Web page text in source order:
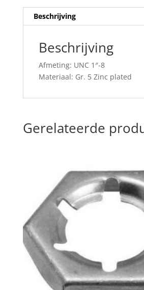
Beschrijving
Beschrijving
Afmeting: UNC 1″-8
Materiaal: Gr. 5 Zinc plated
Gerelateerde